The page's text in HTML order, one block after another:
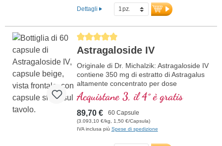
sono prive di carragenina e PEG, ideali
per vegani e vegetariani. Prodotto in
ricerca scientifica e oltre 40 anni di
esperienza nei nutrienti. Biotikon è una
delle poche aziende che utilizzano sigilli
privi di alluminio. Formula di
Manutenzione dei Telomeri del Dr. med.
Michalzik – collaudata, certificata e
sostenibile per la vostra salute.
Dettagli
Average rating of 5 out of 5 stars
Astragaloside IV
Originale di Dr. Michalzik: Astragaloside IV
contiene 350 mg di estratto di Astragalus
altamente concentrato per dose
giornaliera (1 capsula), di cui 50 mg di
Astragaloside IV puro. Questo estratto
concentrato 50 volte è derivato da
Astragalus membranaceus ed è ideale
per chi desidera migliorare naturalmente
Acquistane 3, il 4° è gratis
89,70 € 60 Capsule
(3.093,10 €/kg, 1,50 €/Capsula)
IVA inclusa più Spese di spedizione